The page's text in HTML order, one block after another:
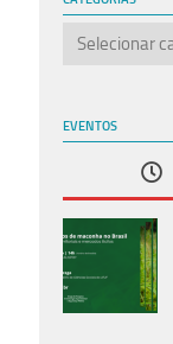
EVENTOS